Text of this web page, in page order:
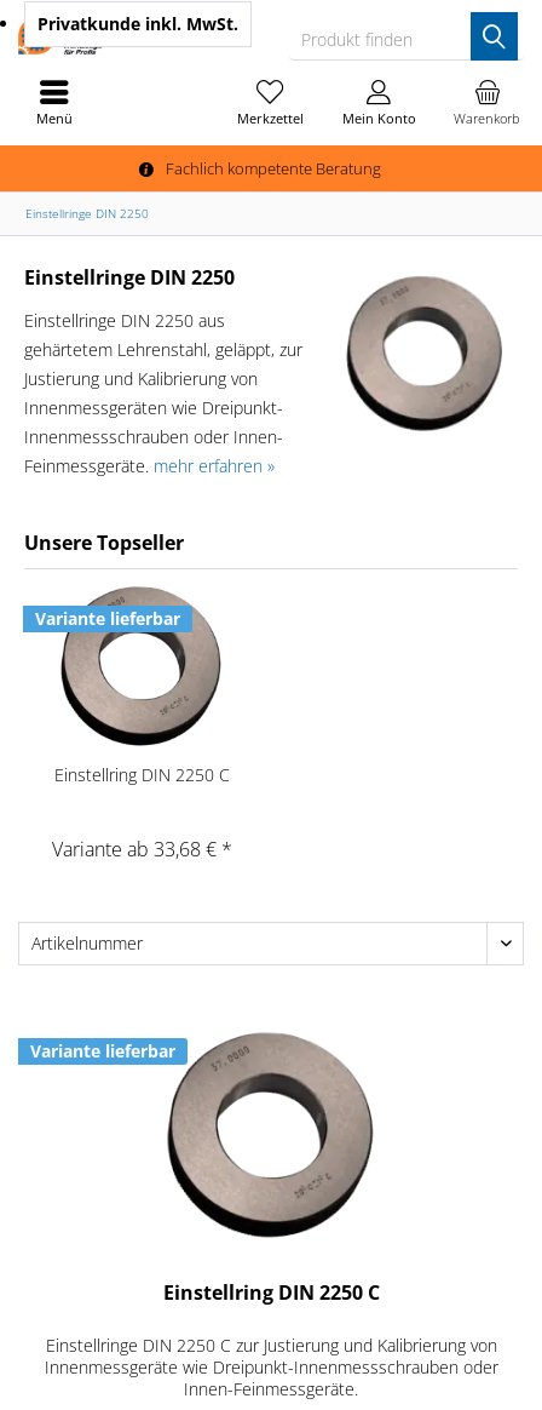
Fachlich kompetente Beratung
Produkt finden
Warenkorb
Merkzettel Mein Konto
Privatkunde inkl. MwSt.
Menü
Einstellringe DIN 2250
Einstellringe DIN 2250
Einstellringe DIN 2250 aus
gehärtetem Lehrenstahl, geläppt, zur
Justierung und Kalibrierung von
Innenmessgeräten wie Dreipunkt-
Innenmessschrauben oder Innen-
Feinmessgeräte. mehr erfahren »
Unsere Topseller
Variante lieferbar
Einstellring DIN 2250 C
Variante ab 33,68 € *
Variante lieferbar
Einstellring DIN 2250 C
Einstellringe DIN 2250 C zur Justierung und Kalibrierung von
Innenmessgeräte wie Dreipunkt-Innenmessschrauben oder
Innen-Feinmessgeräte.